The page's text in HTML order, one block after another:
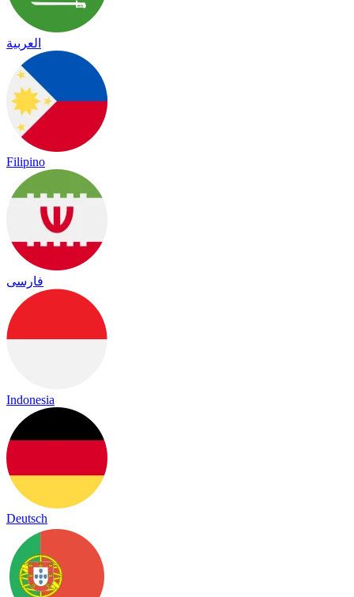
العربية
Filipino
فارسی
Indonesia
Deutsch